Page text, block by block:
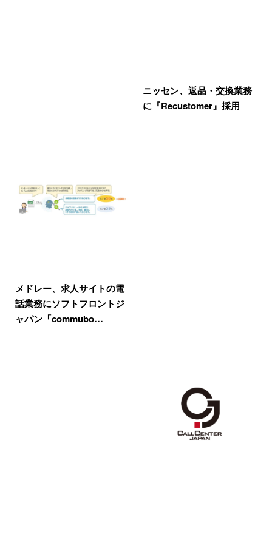
ニッセン、返品・交換業務
に『Recustomer』採用
メドレー、求人サイトの電
話業務にソフトフロントジ
ャパン「commubo…